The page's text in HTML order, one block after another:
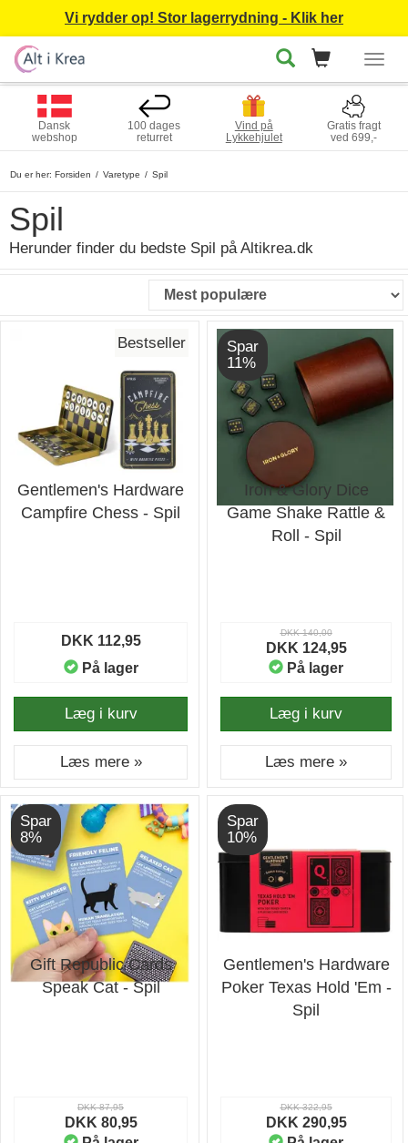
Vi rydder op! Stor lagerrydning - Klik her
Dansk
webshop
100 dages
returret
Vind på
Lykkehjulet
Gratis fragt
ved 699,-
Du er her: Forsiden Varetype Spil
Spil
Herunder finder du bedste Spil på Altikrea.dk
Bestseller
Gentlemen's Hardware
Campfire Chess - Spil
DKK 112,95
På lager
Læg i kurv
Læs mere »
Spar
11%
Iron & Glory Dice
Game Shake Rattle &
Roll - Spil
DKK 140,00
DKK 124,95
På lager
Læg i kurv
Læs mere »
Spar
8%
Gift Republic Cards
Speak Cat - Spil
DKK 87,95
DKK 80,95
Spar
10%
Gentlemen's Hardware
Poker Texas Hold 'Em -
Spil
DKK 322,95
DKK 290,95